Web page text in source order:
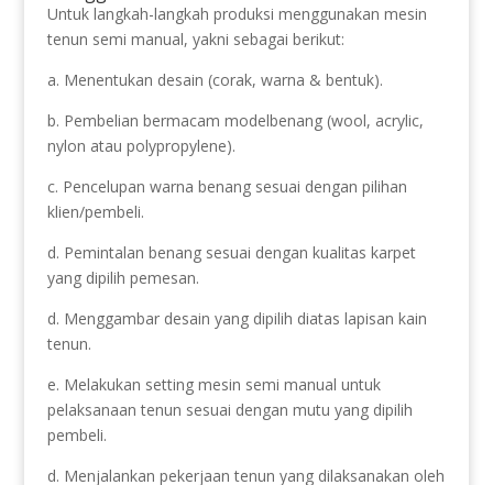
Untuk langkah-langkah produksi menggunakan mesin
tenun semi manual, yakni sebagai berikut:
a. Menentukan desain (corak, warna & bentuk).
b. Pembelian bermacam modelbenang (wool, acrylic,
nylon atau polypropylene).
c. Pencelupan warna benang sesuai dengan pilihan
klien/pembeli.
d. Pemintalan benang sesuai dengan kualitas karpet
yang dipilih pemesan.
d. Menggambar desain yang dipilih diatas lapisan kain
tenun.
e. Melakukan setting mesin semi manual untuk
pelaksanaan tenun sesuai dengan mutu yang dipilih
pembeli.
d. Menjalankan pekerjaan tenun yang dilaksanakan oleh